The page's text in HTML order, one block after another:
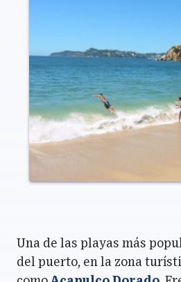
Una de las playas más
del puerto, en la zona